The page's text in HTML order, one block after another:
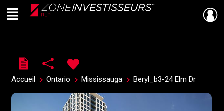
Live
En Direct
Menu
Accueil Ontario Mississauga Beryl_b3-24 Elm Dr